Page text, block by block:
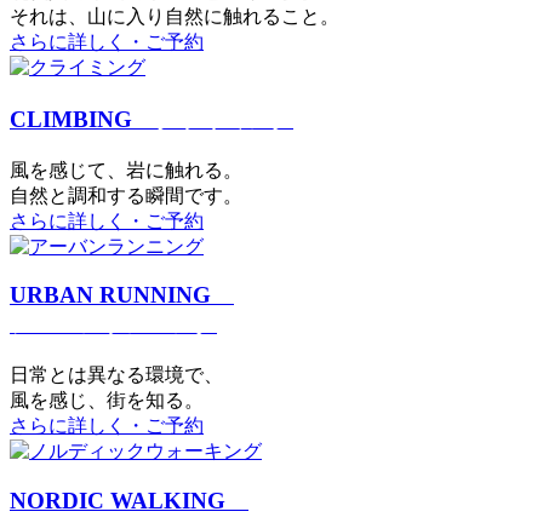
それは、⼭に⼊り⾃然に触れること。
さらに詳しく・ご予約
CLIMBING
⾵を感じて、岩に触れる。
⾃然と調和する瞬間です。
さらに詳しく・ご予約
URBAN RUNNING
日常とは異なる環境で、
風を感じ、街を知る。
さらに詳しく・ご予約
NORDIC WALKING